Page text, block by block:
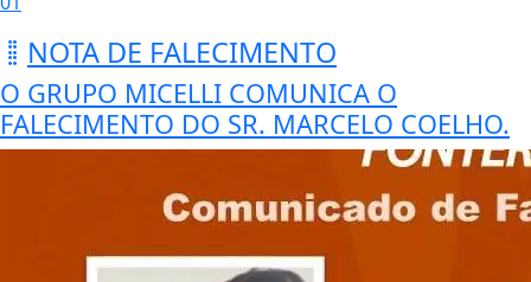
NOTA DE FALECIMENTO
O GRUPO MICELLI COMUNICA O
FALECIMENTO DO SR. MARCELO COELHO.